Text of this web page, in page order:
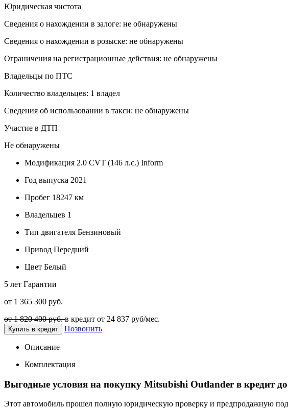
Юридическая чистота
Сведения о нахождении в залоге: не обнаружены
Сведения о нахождении в розыске: не обнаружены
Ограничения на регистрационные действия: не обнаружены
Владельцы по ПТС
Количество владельцев: 1 владел
Сведения об использовании в такси: не обнаружены
Участие в ДТП
Не обнаружены
Модификация 2.0 CVT (146 л.с.) Inform
Год выпуска 2021
Пробег 18247 км
Владельцев 1
Тип двигателя Бензиновый
Привод Передний
Цвет Белый
5 лет Гарантии
от 1 365 300 руб.
от 1 820 400 руб.в кредит от 24 837 руб/мес.
Купить в кредит Позвонить
Описание
Комплектация
Выгодные условия на покупку Mitsubishi Outlander в кредит до
Этот автомобиль прошел полную юридическую проверку и предпродажную